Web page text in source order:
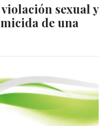
sexual y
de una